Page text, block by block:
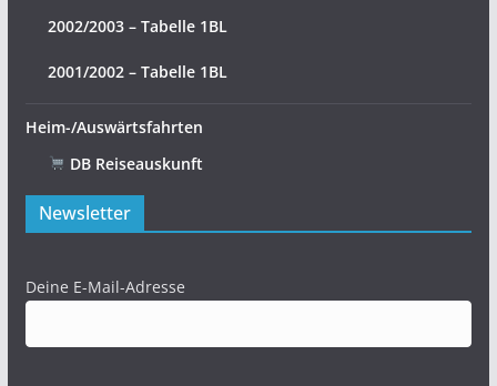
2002/2003 – Tabelle 1BL
2001/2002 – Tabelle 1BL
Heim-/Auswärtsfahrten
DB Reiseauskunft
Newsletter
Deine E-Mail-Adresse